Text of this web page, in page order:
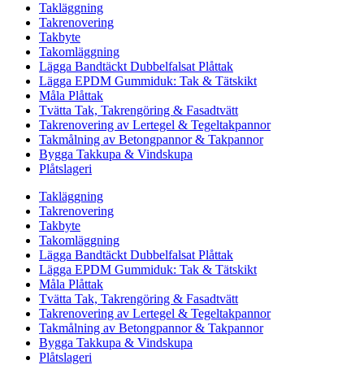
Takläggning
Takrenovering
Takbyte
Takomläggning
Lägga Bandtäckt Dubbelfalsat Plåttak
Lägga EPDM Gummiduk: Tak & Tätskikt
Måla Plåttak
Tvätta Tak, Takrengöring & Fasadtvätt
Takrenovering av Lertegel & Tegeltakpannor
Takmålning av Betongpannor & Takpannor
Bygga Takkupa & Vindskupa
Plåtslageri
Takläggning
Takrenovering
Takbyte
Takomläggning
Lägga Bandtäckt Dubbelfalsat Plåttak
Lägga EPDM Gummiduk: Tak & Tätskikt
Måla Plåttak
Tvätta Tak, Takrengöring & Fasadtvätt
Takrenovering av Lertegel & Tegeltakpannor
Takmålning av Betongpannor & Takpannor
Bygga Takkupa & Vindskupa
Plåtslageri